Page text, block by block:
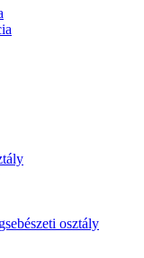
osztály